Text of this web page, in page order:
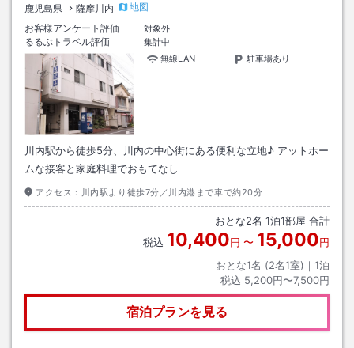
鹿児島県 薩摩川内
地図
お客様アンケート評価
対象外
るるぶトラベル評価
集計中
無線LAN
駐車場あり
川内駅から徒歩5分、川内の中心街にある便利な立地♪ アットホー
ムな接客と家庭料理でおもてなし
アクセス： 川内駅より徒歩7分／川内港まで車で約20分
おとな2名 1泊1部屋 合計
税込 10,400円 〜 15,000円
おとな1名 (2名1室)｜ 1泊
税込 5,200円〜7,500円
宿泊プランを見る